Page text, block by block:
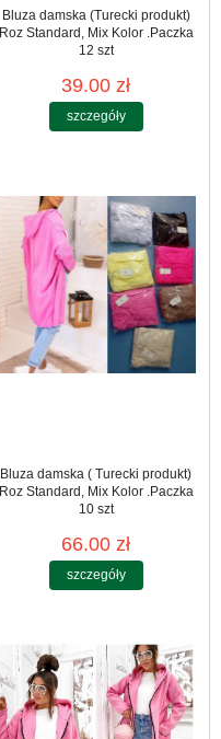
Bluza damska (Turecki produkt)
Roz Standard, Mix Kolor .Paczka
12 szt
39.00 zł
szczegóły
Bluza damska ( Turecki produkt)
Roz Standard, Mix Kolor .Paczka
10 szt
66.00 zł
szczegóły